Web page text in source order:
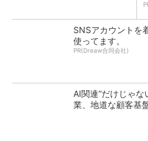
SNSアカウントを
使ってます。
PR(Dreaw合同会社)
AI関連“だけじゃ
業、地道な顧客基